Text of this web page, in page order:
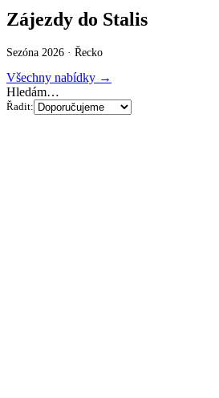
Zájezdy do Stalis
Sezóna 2026 · Řecko
Všechny nabídky →
Hledám…
Řadit: